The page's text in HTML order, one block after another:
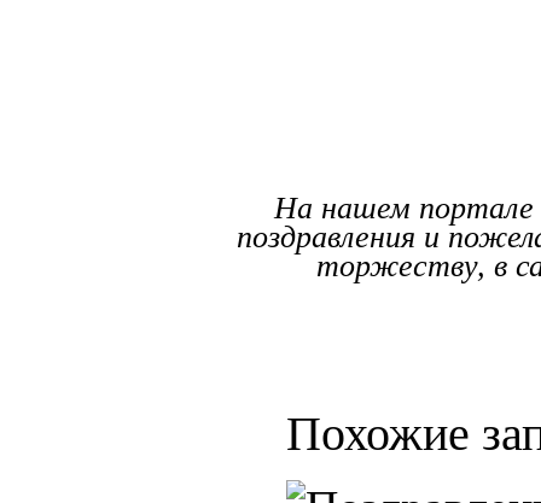
На нашем портале
поздравления и
торжеству, в
Похожие